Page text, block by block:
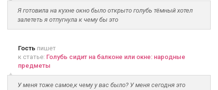
Я готовила на кухне окно было открыто голубь тёмный хотел
залететь я отпугнула к чему бы это
Гость пишет
к статье: Голубь сидит на балконе или окне: народные
предметы
У меня тоже самое,к чему у вас было? У меня сегодня это